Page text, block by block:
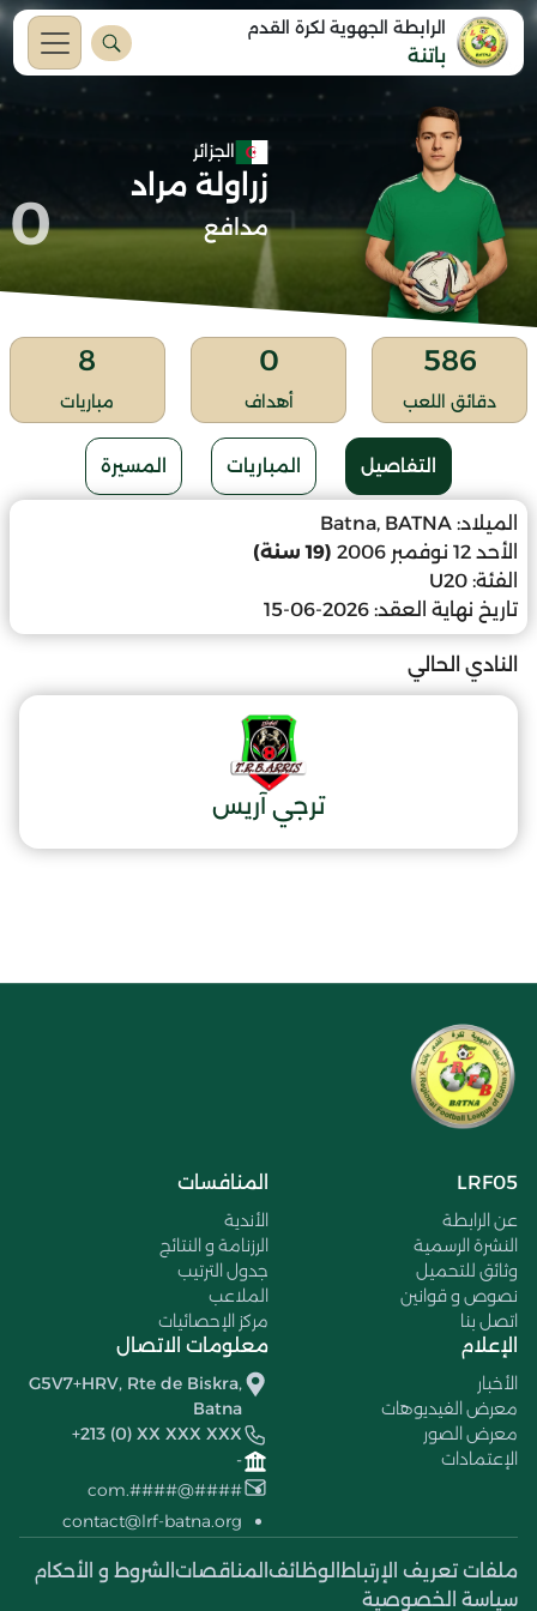
الرابطة الجهوية لكرة القدم
باتنة
الجزائر
زراولة مراد
مدافع 0
586
دقائق اللعب
0
أهداف
8
مباريات
التفاصيل المباريات المسيرة
الميلاد: Batna, BATNA
الأحد 12 نوفمبر 2006
(19 سنة)
الفئة: U20
تاريخ نهاية العقد: 2026-06-15
النادي الحالي
ترجي آريس
LRF05
عن الرابطة
النشرة الرسمية
وثائق للتحميل
نصوص و قوانين
اتصل بنا
المنافسات
الأندية
الرزنامة و النتائج
جدول الترتيب
الملاعب
مركز الإحصائيات
الإعلام
الأخبار
معرض الفيديوهات
معرض الصور
الإعتمادات
معلومات الاتصال
G5V7+HRV, Rte de Biskra,
Batna
+213 (0) XX XXX XXX
-
####@####.com
contact@lrf-batna.org
ملفات تعريف الإرتباط الوظائف المناقصات الشروط و الأحكام
سياسة الخصوصية